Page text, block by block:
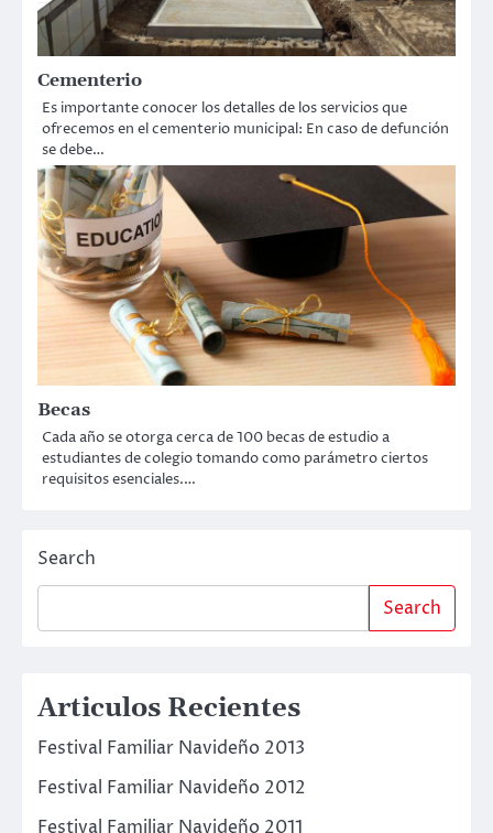
Cementerio
Es importante conocer los detalles de los servicios que
ofrecemos en el cementerio municipal: En caso de defunción
se debe…
Becas
Cada año se otorga cerca de 100 becas de estudio a
estudiantes de colegio tomando como parámetro ciertos
requisitos esenciales.…
Search
Search
Articulos Recientes
Festival Familiar Navideño 2013
Festival Familiar Navideño 2012
Festival Familiar Navideño 2011